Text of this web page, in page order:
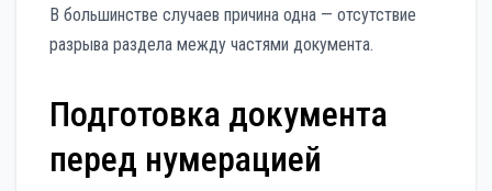
В большинстве случаев причина одна — отсутствие
разрыва раздела между частями документа.
Подготовка документа
перед нумерацией